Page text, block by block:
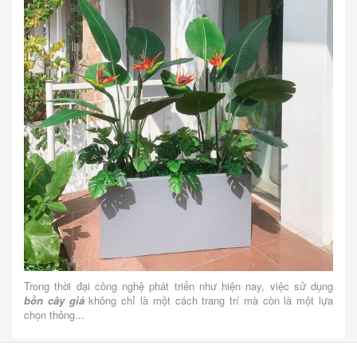
Trong thời đại công nghệ phát triển như hiện nay, việc sử dụng
bồn cây giảkhông chỉ là một cách trang trí mà còn là một lựa
chọn thông...